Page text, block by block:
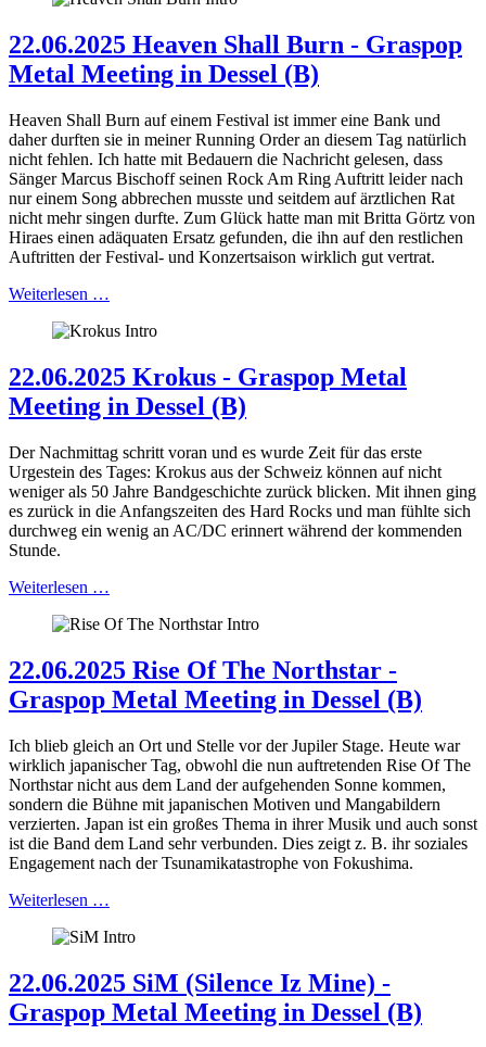
22.06.2025 Heaven Shall Burn - Graspop
Metal Meeting in Dessel (B)
Heaven Shall Burn auf einem Festival ist immer eine Bank und
daher durften sie in meiner Running Order an diesem Tag natürlich
nicht fehlen. Ich hatte mit Bedauern die Nachricht gelesen, dass
Sänger Marcus Bischoff seinen Rock Am Ring Auftritt leider nach
nur einem Song abbrechen musste und seitdem auf ärztlichen Rat
nicht mehr singen durfte. Zum Glück hatte man mit Britta Görtz von
Hiraes einen adäquaten Ersatz gefunden, die ihn auf den restlichen
Auftritten der Festival- und Konzertsaison wirklich gut vertrat.
Weiterlesen …
22.06.2025 Krokus - Graspop Metal
Meeting in Dessel (B)
Der Nachmittag schritt voran und es wurde Zeit für das erste
Urgestein des Tages: Krokus aus der Schweiz können auf nicht
weniger als 50 Jahre Bandgeschichte zurück blicken. Mit ihnen ging
es zurück in die Anfangszeiten des Hard Rocks und man fühlte sich
durchweg ein wenig an AC/DC erinnert während der kommenden
Stunde.
Weiterlesen …
22.06.2025 Rise Of The Northstar -
Graspop Metal Meeting in Dessel (B)
Ich blieb gleich an Ort und Stelle vor der Jupiler Stage. Heute war
wirklich japanischer Tag, obwohl die nun auftretenden Rise Of The
Northstar nicht aus dem Land der aufgehenden Sonne kommen,
sondern die Bühne mit japanischen Motiven und Mangabildern
verzierten. Japan ist ein großes Thema in ihrer Musik und auch sonst
ist die Band dem Land sehr verbunden. Dies zeigt z. B. ihr soziales
Engagement nach der Tsunamikatastrophe von Fokushima.
Weiterlesen …
22.06.2025 SiM (Silence Iz Mine) -
Graspop Metal Meeting in Dessel (B)